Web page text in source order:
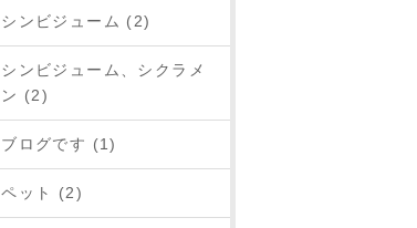
シンビジューム (2)
シンビジューム、シクラメ
ン (2)
ブログです (1)
ペット (2)